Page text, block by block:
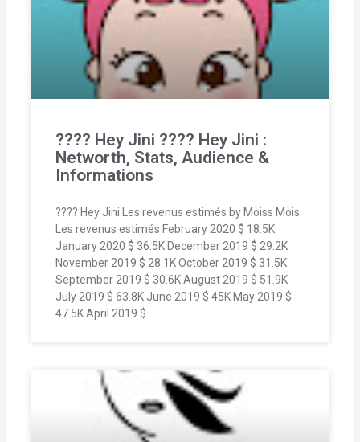
???? Hey Jini ???? Hey Jini :
Networth, Stats, Audience &
Informations
???? Hey Jini Les revenus estimés by Moiss Mois
Les revenus estimés February 2020 $ 18.5K
January 2020 $ 36.5K December 2019 $ 29.2K
November 2019 $ 28.1K October 2019 $ 31.5K
September 2019 $ 30.6K August 2019 $ 51.9K
July 2019 $ 63.8K June 2019 $ 45K May 2019 $
47.5K April 2019 $